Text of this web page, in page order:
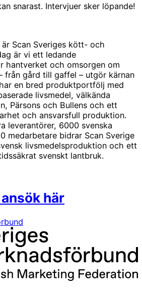
snarast. Intervjuer sker löpande!
är Scan Sveriges kött- och
är vi ett ledande
hantverket och omsorgen om
från gård till gaffel – utgör kärnan
en bred produktportfölj med
livsmedel, välkända
Pärsons och Bullens och ett
och ansvarsfull produktion.
leverantörer, 6000 svenska
medarbetare bidrar Scan Sverige
livsmedelsproduktion och ett
svenskt lantbruk.
här